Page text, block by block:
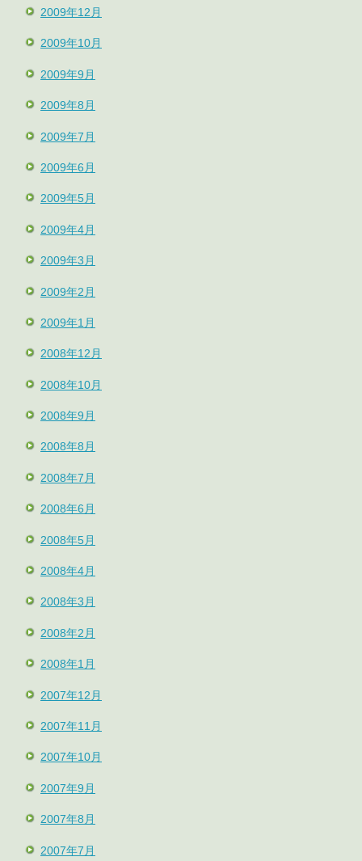
2009年12月
2009年10月
2009年9月
2009年8月
2009年7月
2009年6月
2009年5月
2009年4月
2009年3月
2009年2月
2009年1月
2008年12月
2008年10月
2008年9月
2008年8月
2008年7月
2008年6月
2008年5月
2008年4月
2008年3月
2008年2月
2008年1月
2007年12月
2007年11月
2007年10月
2007年9月
2007年8月
2007年7月